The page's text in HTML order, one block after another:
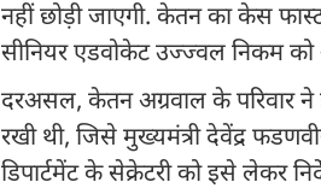
नहीं छोड़ी जाएगी. केतन का केस
सीनियर एडवोकेट उज्ज्वल निकम को
दरअसल, केतन अग्रवाल के परिवार ने
रखी थी, जिसे मुख्यमंत्री देवेंद्र
डिपार्टमेंट के सेक्रेटरी को इसे लेकर